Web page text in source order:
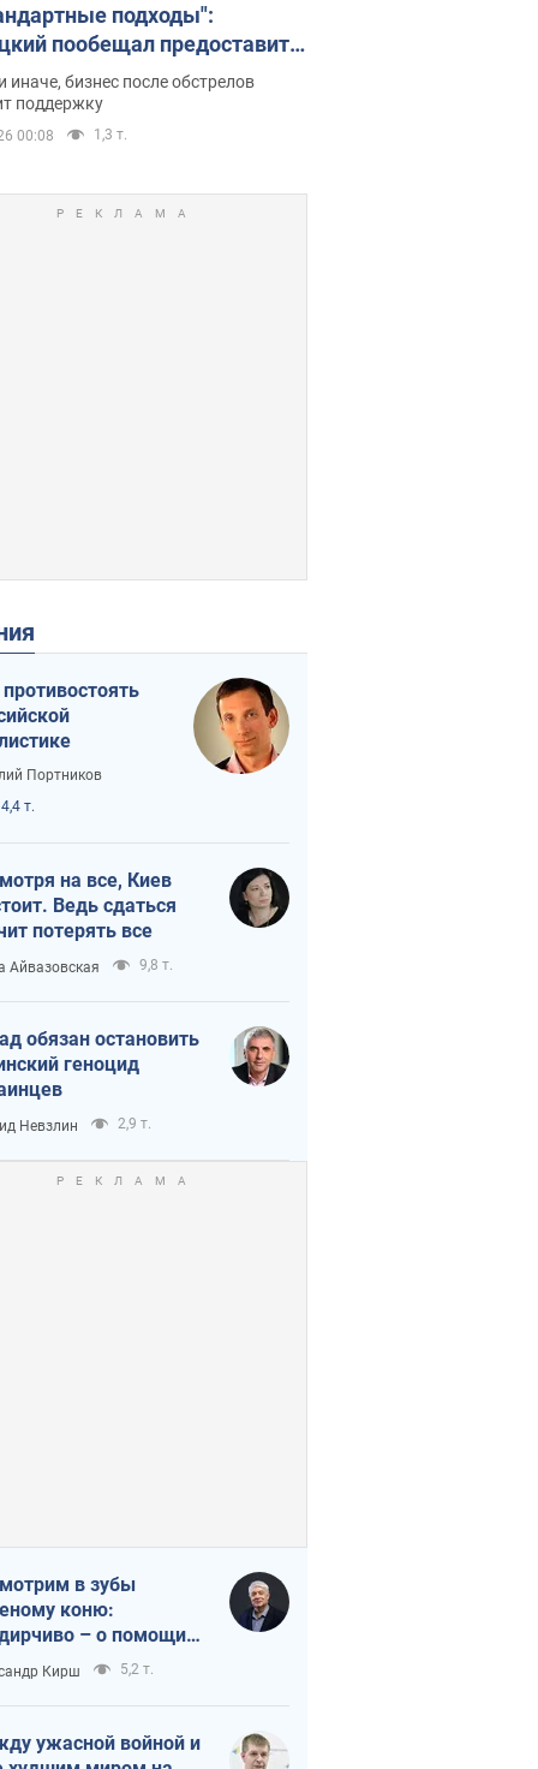
подходы":
пообещал предоставить
приоритетный доступ к
складским
иначе, бизнес после обстрелов
поддержку
00:08 1,3 т.
Портников
т.
на все, Киев
Ведь сдаться
потерять все
Айвазовская 9,8 т.
обязан остановить
геноцид
Невзлин 2,9 т.
в зубы
коню:
– о помощи
Кирш 5,2 т.
ужасной войной и